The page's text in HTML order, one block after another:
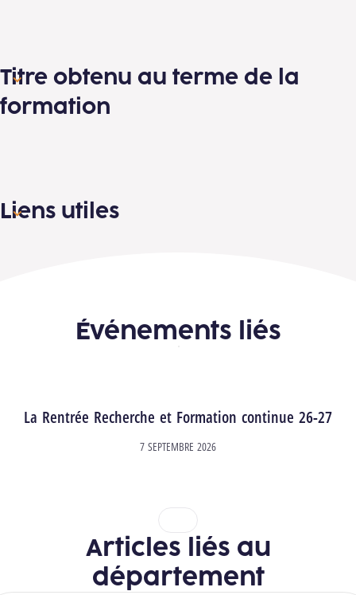
Titre obtenu au terme de la
formation
Liens utiles
Événements liés
La Rentrée Recherche et Formation continue 26-27
7 SEPTEMBRE 2026
1
Articles liés au
département